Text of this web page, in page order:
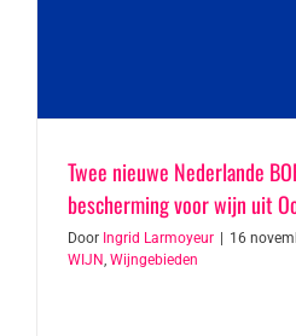
Twee nieuwe Nederlande
bescherming voor wijn uit
Door Ingrid Larmoyeur 16
WIJN, Wijngebieden